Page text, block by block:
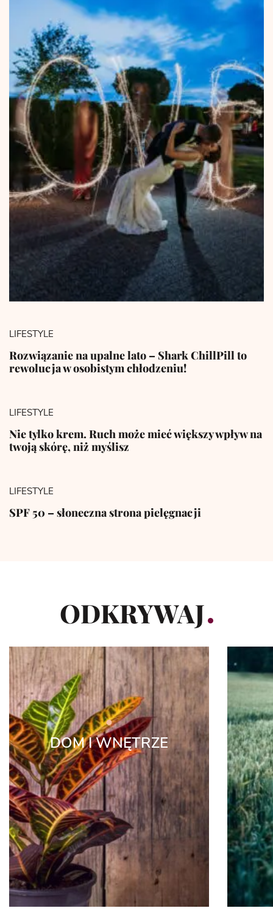
LIFESTYLE
Rozwiązanie na upalne lato – Shark ChillPill to
rewolucja w osobistym chłodzeniu!
LIFESTYLE
Nie tylko krem. Ruch może mieć większy wpływ na
twoją skórę, niż myślisz
LIFESTYLE
SPF 50 – słoneczna strona pielęgnacji
ODKRYWAJ
DOM I WNĘTRZE